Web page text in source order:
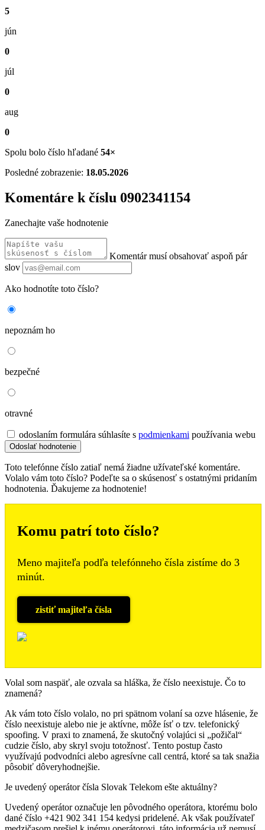
5
jún
0
júl
0
aug
0
Spolu bolo číslo hľadané 54×
Posledné zobrazenie: 18.05.2026
Komentáre k číslu 0902341154
Zanechajte vaše hodnotenie
Komentár musí obsahovať aspoň pár
slov
Ako hodnotíte toto číslo?
nepoznám ho
bezpečné
otravné
odoslaním formulára súhlasíte s podmienkami používania webu
Toto telefónne číslo zatiaľ nemá žiadne užívateľské komentáre.
Volalo vám toto číslo? Podeľte sa o skúsenosť s ostatnými pridaním
hodnotenia. Ďakujeme za hodnotenie!
Komu patrí toto číslo?
Meno majiteľa podľa telefónneho čísla zistíme do 3
minút.
zistiť majiteľa čísla
Volal som naspäť, ale ozvala sa hláška, že číslo neexistuje. Čo to
znamená?
Ak vám toto číslo volalo, no pri spätnom volaní sa ozve hlásenie, že
číslo neexistuje alebo nie je aktívne, môže ísť o tzv. telefonický
spoofing. V praxi to znamená, že skutočný volajúci si „požičal“
cudzie číslo, aby skryl svoju totožnosť. Tento postup často
využívajú podvodníci alebo agresívne call centrá, ktoré sa tak snažia
pôsobiť dôveryhodnejšie.
Je uvedený operátor čísla Slovak Telekom ešte aktuálny?
Uvedený operátor označuje len pôvodného operátora, ktorému bolo
dané číslo +421 902 341 154 kedysi pridelené. Ak však používateľ